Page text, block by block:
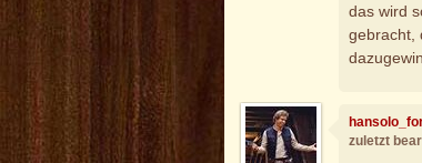
das wird
gebracht,
zuletzt